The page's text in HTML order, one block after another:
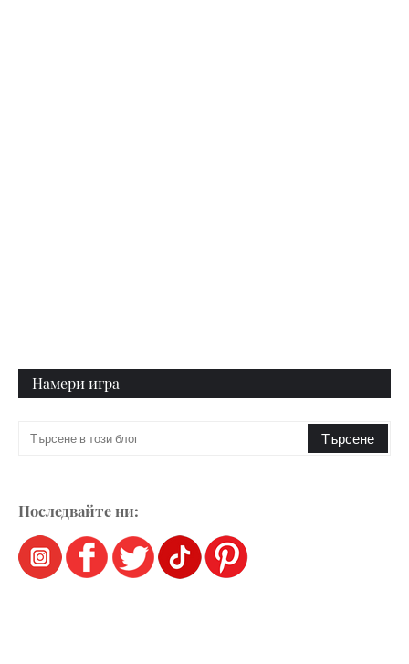
Намери игра
Последвайте ни: